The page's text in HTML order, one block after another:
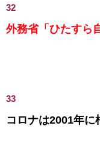
32
外務省「ひたすら
33
コロナは2001年に